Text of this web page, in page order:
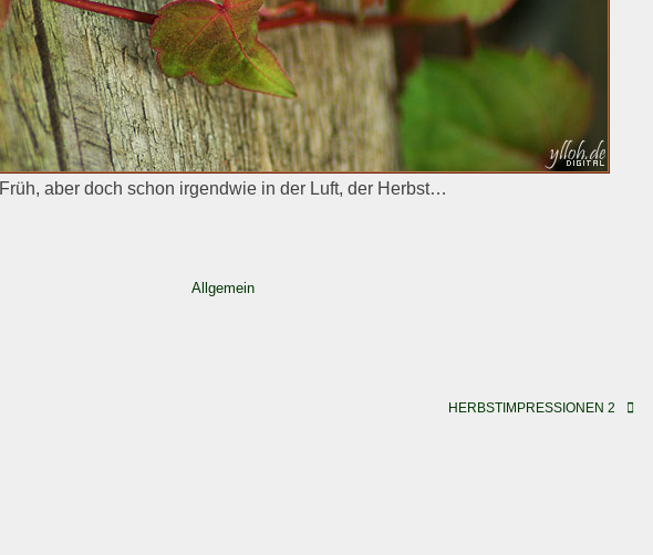
Früh, aber doch schon irgendwie in der Luft, der Herbst…
Allgemein
HERBSTIMPRESSIONEN 2